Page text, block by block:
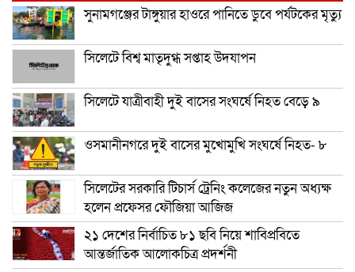
সুনামগঞ্জের টাঙ্গুয়ার হাওরে পানিতে ডুবে পর্যটকের মৃত্যু
সিলেটে বিশ্ব মাতৃদুগ্ধ সপ্তাহ উদযাপন
সিলেটে যাত্রীবাহী দুই বাসের সংঘর্ষে নিহত বেড়ে ৯
ওসমানীনগরে দুই বাসের মুখোমুখি সংঘর্ষে নিহত- ৮
সিলেটের সরকারি টিচার্স ট্রেনিং কলেজের নতুন অধ্যক্ষ
হলেন প্রফেসর ফৌজিয়া আজিজ
২১ দেশের নির্বাচিত ৮১ ছবি নিয়ে শাবিপ্রবিতে
আন্তর্জাতিক আলোকচিত্র প্রদর্শনী